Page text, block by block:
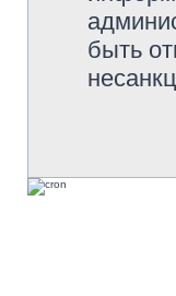
быть